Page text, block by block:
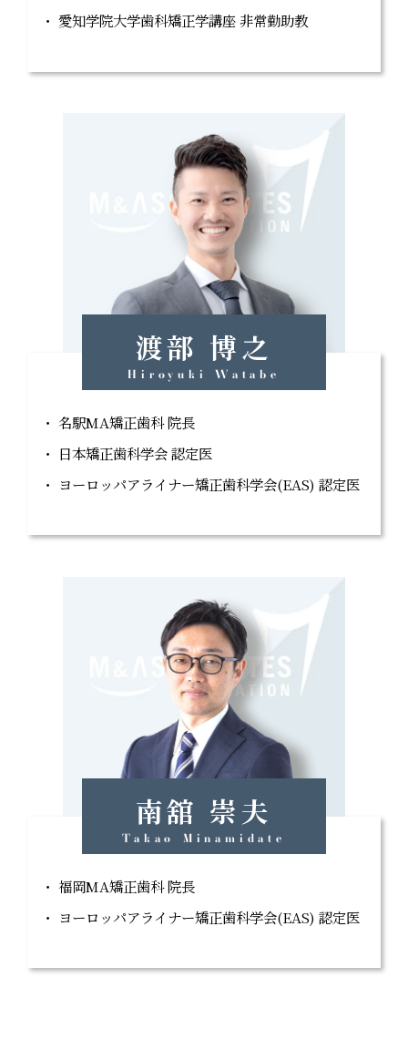
愛知学院大学歯科矯正学講座 非常勤助教
渡部 博之
Hiroyuki Watabe
名駅MA矯正歯科 院長
日本矯正歯科学会 認定医
ヨーロッパアライナー矯正歯科学会(EAS) 認定医
南舘 崇夫
Takao Minamidate
福岡MA矯正歯科 院長
ヨーロッパアライナー矯正歯科学会(EAS) 認定医